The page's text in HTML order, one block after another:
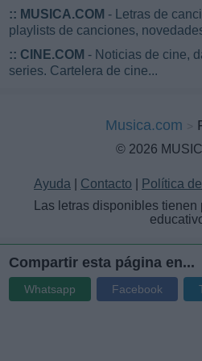
:: MUSICA.COM - Letras de
playlists de canciones,
:: CINE.COM - Noticias de cine,
series. Cartelera de cine...
Musica.com
© 2026
Ayuda Contacto
Política
Las letras disponibles
Compartir esta página en...
Whatsapp Facebook